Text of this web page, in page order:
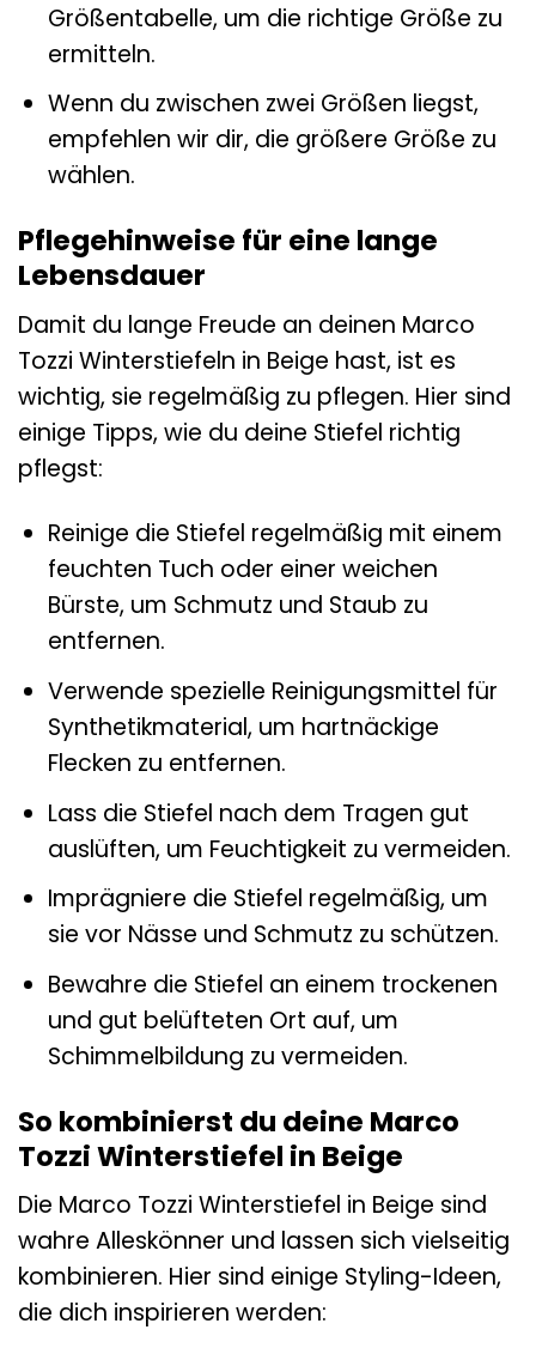
Größentabelle, um die richtige Größe zu
ermitteln.
Wenn du zwischen zwei Größen liegst,
empfehlen wir dir, die größere Größe zu
wählen.
Pflegehinweise für eine lange
Lebensdauer
Damit du lange Freude an deinen Marco
Tozzi Winterstiefeln in Beige hast, ist es
wichtig, sie regelmäßig zu pflegen. Hier sind
einige Tipps, wie du deine Stiefel richtig
pflegst:
Reinige die Stiefel regelmäßig mit einem
feuchten Tuch oder einer weichen
Bürste, um Schmutz und Staub zu
entfernen.
Verwende spezielle Reinigungsmittel für
Synthetikmaterial, um hartnäckige
Flecken zu entfernen.
Lass die Stiefel nach dem Tragen gut
auslüften, um Feuchtigkeit zu vermeiden.
Imprägniere die Stiefel regelmäßig, um
sie vor Nässe und Schmutz zu schützen.
Bewahre die Stiefel an einem trockenen
und gut belüfteten Ort auf, um
Schimmelbildung zu vermeiden.
So kombinierst du deine Marco
Tozzi Winterstiefel in Beige
Die Marco Tozzi Winterstiefel in Beige sind
wahre Alleskönner und lassen sich vielseitig
kombinieren. Hier sind einige Styling-Ideen,
die dich inspirieren werden: